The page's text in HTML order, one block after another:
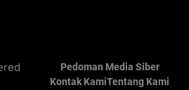
Pedoman Media Siber
Kontak KamiTentang Kami